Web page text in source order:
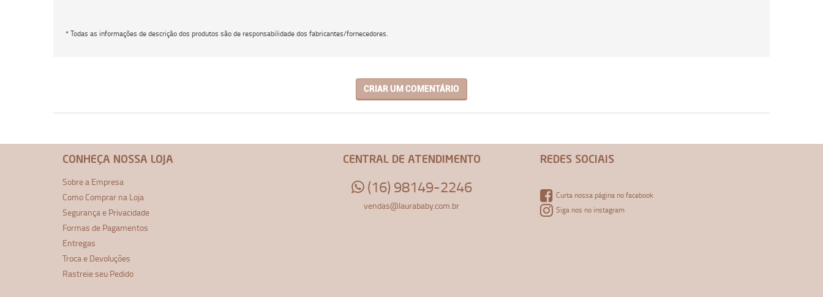
* Todas as informações de descrição dos produtos são de responsabilidade dos fabricantes/fornecedores.
CRIAR UM COMENTÁRIO
CONHEÇA NOSSA LOJA
Sobre a Empresa
Como Comprar na Loja
Segurança e Privacidade
Formas de Pagamentos
Entregas
Troca e Devoluções
Rastreie seu Pedido
CENTRAL DE ATENDIMENTO
(16) 98149-2246
vendas@laurababy.com.br
REDES SOCIAIS
Curta nossa página no facebook
Siga nos no instagram